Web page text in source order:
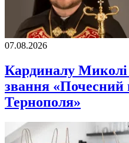
07.08.2026
Кардиналу
звання «Почесний
Тернополя»